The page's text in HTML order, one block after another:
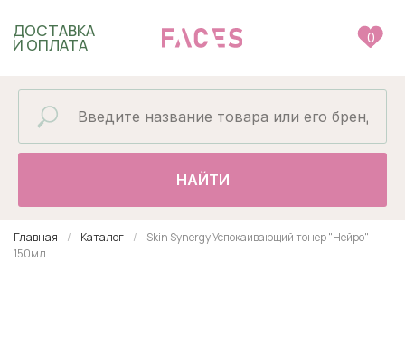
И ОПЛАТА
НАЙТИ
Главная Каталог
Skin Synergy Успокаивающий тонер "Нейро"
150мл